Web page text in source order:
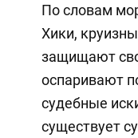
По словам
Хики,
защищают
оспаривают
судебные
существует